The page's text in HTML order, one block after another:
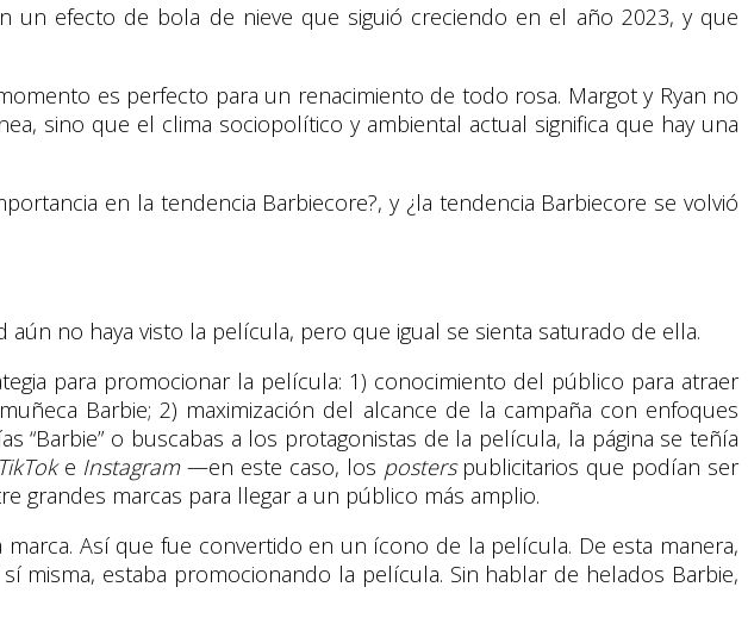
un efecto de bola de nieve que siguió creciendo en el año 2023, y que
es perfecto para un renacimiento de todo rosa. Margot y Ryan no
sino que el clima sociopolítico y ambiental actual significa que hay una
en la tendencia Barbiecore?, y ¿la tendencia Barbiecore se volvió
no haya visto la película, pero que igual se sienta saturado de ella.
para promocionar la película: 1) conocimiento del público para atraer
Barbie; 2) maximización del alcance de la campaña con enfoques
o buscabas a los protagonistas de la película, la página se teñía
e Instagram—en este caso, los posterspublicitarios que podían ser
grandes marcas para llegar a un público más amplio.
Así que fue convertido en un ícono de la película. De esta manera,
misma, estaba promocionando la película. Sin hablar de helados Barbie,